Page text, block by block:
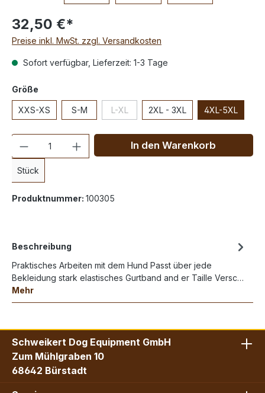
32,50 €*
Preise inkl. MwSt. zzgl. Versandkosten
Sofort verfügbar, Lieferzeit: 1-3 Tage
Größe
XXS-XS S-M L-XL 2XL - 3XL 4XL-5XL
Anzahl
Stück
In den Warenkorb
Produktnummer: 100305
Beschreibung
Praktisches Arbeiten mit dem Hund Passt über jede
Bekleidung stark elastisches Gurtband and er Taille Versc…
Mehr
Schweikert Dog Equipment GmbH
Zum Mühlgraben 10
68642 Bürstadt